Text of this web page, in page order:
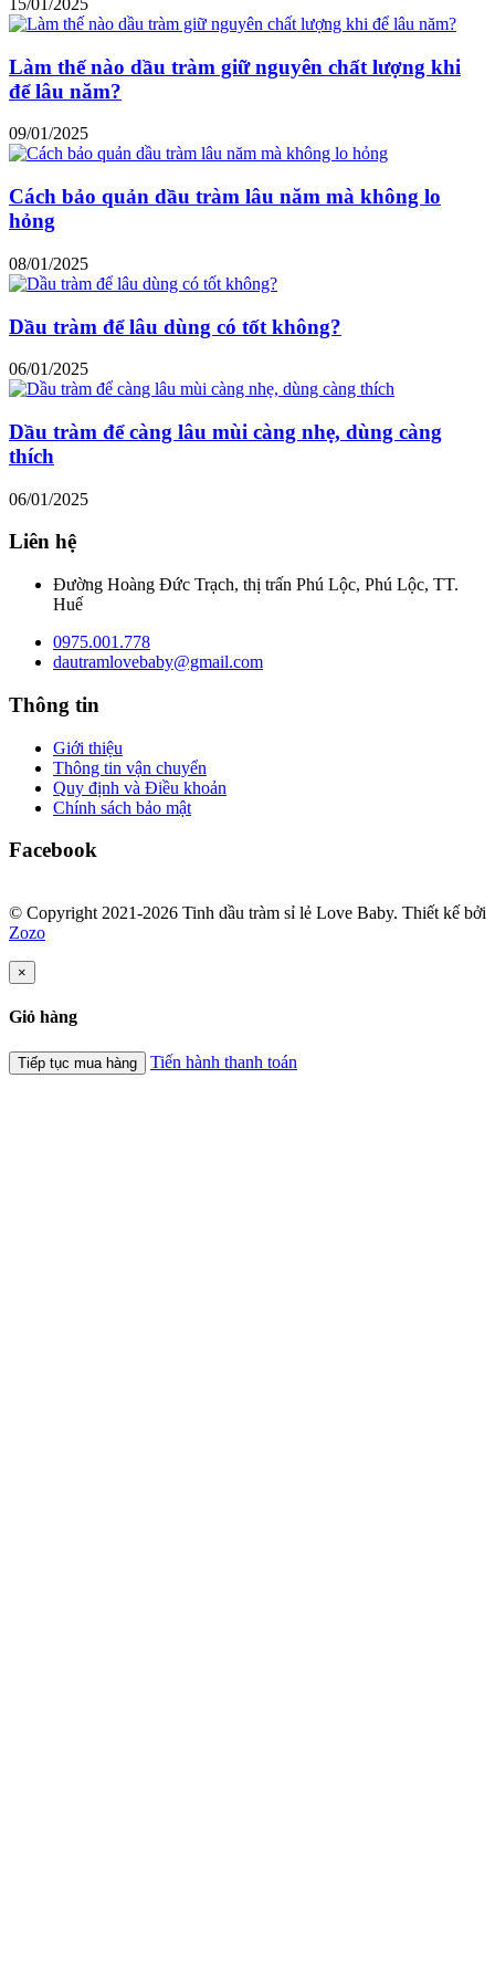
15/01/2025
Làm thế nào dầu tràm giữ nguyên chất lượng khi
để lâu năm?
09/01/2025
Cách bảo quản dầu tràm lâu năm mà không lo
hỏng
08/01/2025
Dầu tràm để lâu dùng có tốt không?
06/01/2025
Dầu tràm để càng lâu mùi càng nhẹ, dùng càng
thích
06/01/2025
Liên hệ
Đường Hoàng Đức Trạch, thị trấn Phú Lộc, Phú Lộc, TT.
Huế
0975.001.778
dautramlovebaby@gmail.com
Thông tin
Giới thiệu
Thông tin vận chuyển
Quy định và Điều khoản
Chính sách bảo mật
Facebook
© Copyright 2021-2026 Tinh dầu tràm sỉ lẻ Love Baby. Thiết kế bởi
Zozo
×
Giỏ hàng
Tiếp tục mua hàng Tiến hành thanh toán